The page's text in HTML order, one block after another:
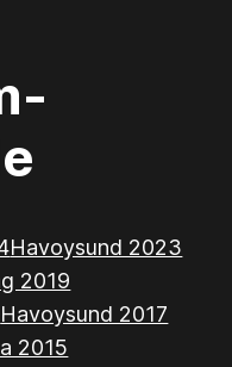
Havoysund 2023
2019
Havoysund 2017
2015